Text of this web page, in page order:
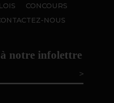
CONCOURS
notre infolettre
NOUS